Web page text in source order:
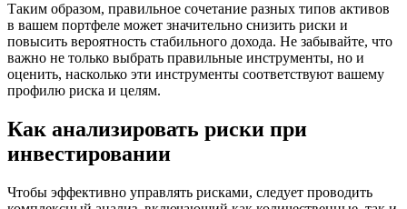
Таким образом, правильное сочетание разных типов активов
в вашем портфеле может значительно снизить риски и
повысить вероятность стабильного дохода. Не забывайте, что
важно не только выбрать правильные инструменты, но и
оценить, насколько эти инструменты соответствуют вашему
профилю риска и целям.
Как анализировать риски при
инвестировании
Чтобы эффективно управлять рисками, следует проводить